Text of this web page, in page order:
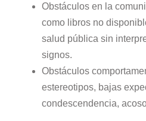
Obstáculos en la
como libros no
salud pública sin
signos.
Obstáculos
estereotipos, bajas
condescendencia,